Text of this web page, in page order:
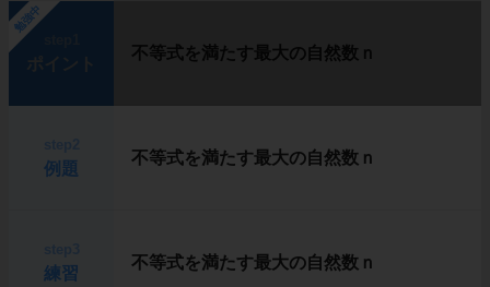
勉強中
不等式を満たす最大の自然数ｎ
例題
不等式を満たす最大の自然数ｎ
練習
不等式を満たす最大の自然数ｎ